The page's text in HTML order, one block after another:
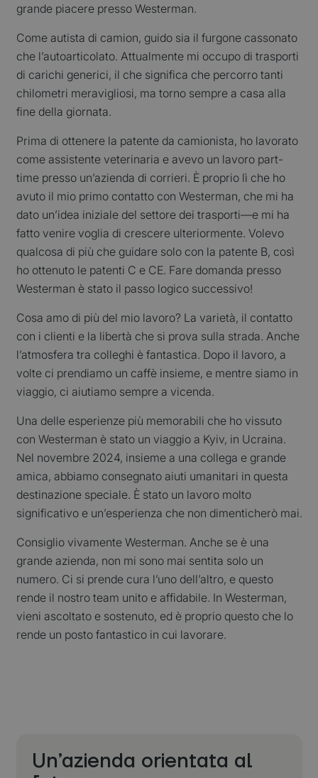
grande piacere presso Westerman.
Come autista di camion, guido sia il furgone cassonato
che l’autoarticolato. Attualmente mi occupo di trasporti
di carichi generici, il che significa che percorro tanti
chilometri meravigliosi, ma torno sempre a casa alla
fine della giornata.
Prima di ottenere la patente da camionista, ho lavorato
come assistente veterinaria e avevo un lavoro part-
time presso un’azienda di corrieri. È proprio lì che ho
avuto il mio primo contatto con Westerman, che mi ha
dato un’idea iniziale del settore dei trasporti—e mi ha
fatto venire voglia di crescere ulteriormente. Volevo
qualcosa di più che guidare solo con la patente B, così
ho ottenuto le patenti C e CE. Fare domanda presso
Westerman è stato il passo logico successivo!
Cosa amo di più del mio lavoro? La varietà, il contatto
con i clienti e la libertà che si prova sulla strada. Anche
l’atmosfera tra colleghi è fantastica. Dopo il lavoro, a
volte ci prendiamo un caffè insieme, e mentre siamo in
viaggio, ci aiutiamo sempre a vicenda.
Una delle esperienze più memorabili che ho vissuto
con Westerman è stato un viaggio a Kyiv, in Ucraina.
Nel novembre 2024, insieme a una collega e grande
amica, abbiamo consegnato aiuti umanitari in questa
destinazione speciale. È stato un lavoro molto
significativo e un’esperienza che non dimenticherò mai.
Consiglio vivamente Westerman. Anche se è una
grande azienda, non mi sono mai sentita solo un
numero. Ci si prende cura l’uno dell’altro, e questo
rende il nostro team unito e affidabile. In Westerman,
vieni ascoltato e sostenuto, ed è proprio questo che lo
rende un posto fantastico in cui lavorare.
Un’azienda orientata al